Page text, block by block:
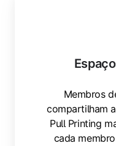
Membros
compartilham
Pull Printing
cada